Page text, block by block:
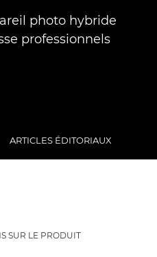
photo hybride
professionnels
ARTICLES ÉDITORIAUX
SUR LE PRODUIT